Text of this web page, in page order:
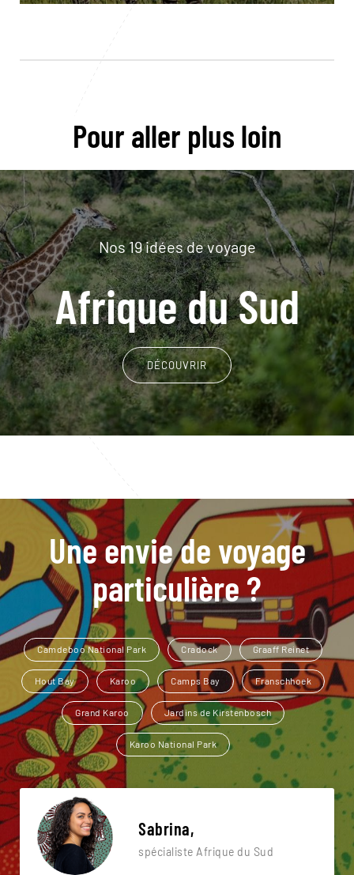
Pour aller plus loin
Nos 19 idées de voyage
Afrique du Sud
DÉCOUVRIR
Une envie de voyage
particulière ?
Camdeboo National Park Cradock Graaff Reinet
Hout Bay Karoo Camps Bay Franschhoek
Grand Karoo Jardins de Kirstenbosch
Karoo National Park
Sabrina,
spécialiste Afrique du Sud